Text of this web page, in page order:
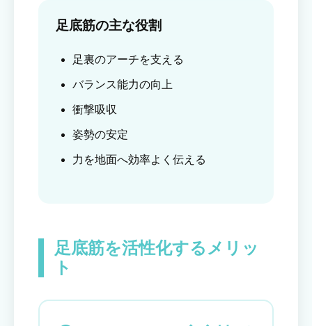
足底筋の主な役割
足裏のアーチを支える
バランス能力の向上
衝撃吸収
姿勢の安定
力を地面へ効率よく伝える
足底筋を活性化するメリッ
ト